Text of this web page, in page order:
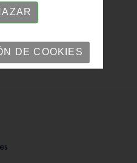
DE COOKIES